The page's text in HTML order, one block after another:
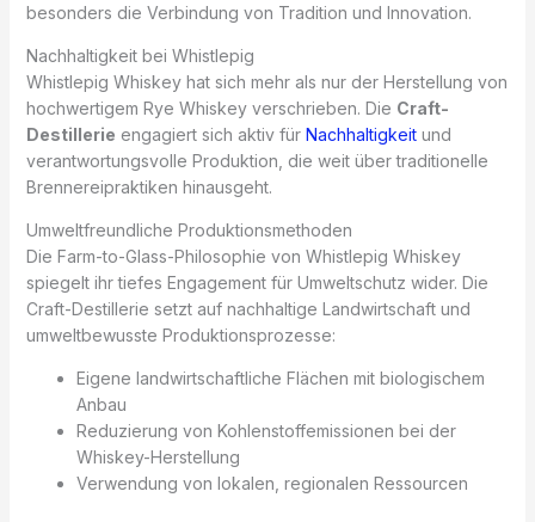
besonders die Verbindung von Tradition und Innovation.
Nachhaltigkeit bei Whistlepig
Whistlepig Whiskey hat sich mehr als nur der Herstellung von
hochwertigem Rye Whiskey verschrieben. Die Craft-
Destillerie engagiert sich aktiv für Nachhaltigkeitund
verantwortungsvolle Produktion, die weit über traditionelle
Brennereipraktiken hinausgeht.
Umweltfreundliche Produktionsmethoden
Die Farm-to-Glass-Philosophie von Whistlepig Whiskey
spiegelt ihr tiefes Engagement für Umweltschutz wider. Die
Craft-Destillerie setzt auf nachhaltige Landwirtschaft und
umweltbewusste Produktionsprozesse:
Eigene landwirtschaftliche Flächen mit biologischem
Anbau
Reduzierung von Kohlenstoffemissionen bei der
Whiskey-Herstellung
Verwendung von lokalen, regionalen Ressourcen